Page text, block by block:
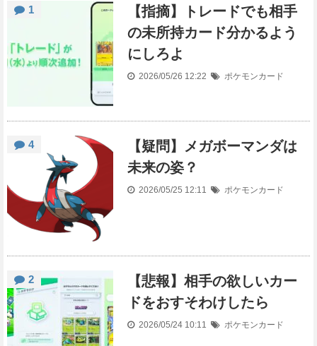
1
【指摘】トレードでも相手
の未所持カード分かるよう
にしろよ
2026/05/26 12:22 ポケモンカード
4
【疑問】メガボーマンダは
未来の姿？
2026/05/25 12:11 ポケモンカード
2
【悲報】相手の欲しいカー
ドをおすそわけしたら
2026/05/24 10:11 ポケモンカード